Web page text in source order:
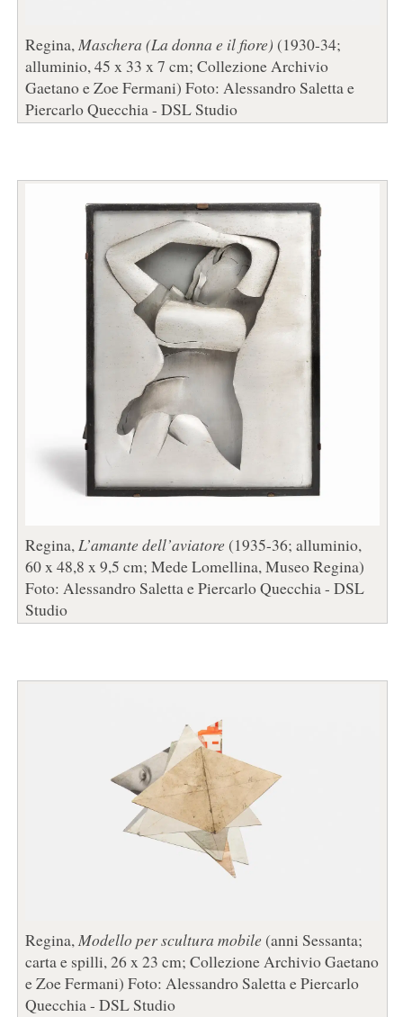
Regina,Maschera (La donna e il fiore) (1930-34;
alluminio, 45 x 33 x 7 cm; Collezione Archivio
Gaetano e Zoe Fermani) Foto: Alessandro Saletta e
Piercarlo Quecchia - DSL Studio
Regina,L’amante dell’aviatore (1935-36; alluminio,
60 x 48,8 x 9,5 cm; Mede Lomellina, Museo Regina)
Foto: Alessandro Saletta e Piercarlo Quecchia - DSL
Studio
Regina,Modello per scultura mobile (anni Sessanta;
carta e spilli, 26 x 23 cm; Collezione Archivio Gaetano
e Zoe Fermani) Foto: Alessandro Saletta e Piercarlo
Quecchia - DSL Studio